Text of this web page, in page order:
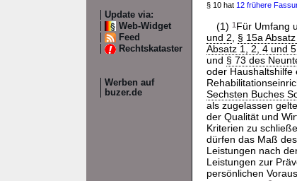
Update via:
Web-Widget
Feed
Rechtskataster
Werben auf
buzer.de
§ 10 hat 12 frühere
(1) 1Für Umfang
und 2
§ 15a
Absatz 1, 2, 4 und
und § 73 des
oder Haushaltshilfe
Sechsten Buches
als zugelassen
der Qualität und
Kriterien zu
dürfen das Maß
Leistungen nach
Leistungen zur
persönlichen